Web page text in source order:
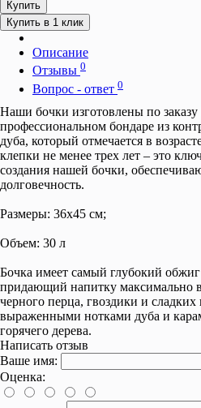
Купить
Купить в 1 клик
Описание
Отзывы 0
Вопрос - ответ 0
Наши бочки изготовлены по
профессиональном бондаре из
дуба, который отмечается в
клепки не менее трех лет – это
создания нашей бочки,
долговечность.
Размеры: 36х45 см;
Объем: 30 л
Бочка имеет самый глубокий
придающий напитку максимально
черного перца, гвоздики и
выраженными нотками дуба и
горячего дерева.
Написать отзыв
Ваше имя:
Оценка: